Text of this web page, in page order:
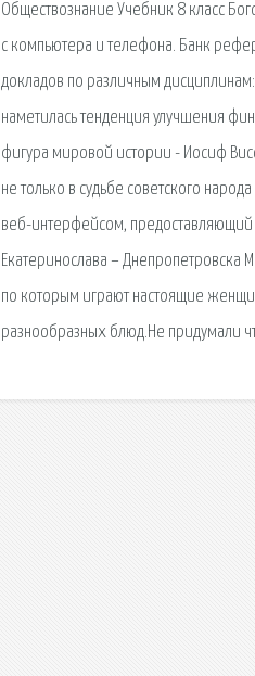
Обществознание Учебник 8 класс
с компьютера и телефона. Банк
докладов по различным
наметилась тенденция улучшения
фигура мировой истории - Иосиф
не только в судьбе советского
веб-интерфейсом,
Екатеринослава –
по которым играют настоящие
разнообразных блюд.Не придумали